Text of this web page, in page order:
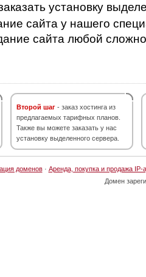
установку
сайта у нашего
сайта любой
Второй шаг - заказ хостинга из
предлагаемых тарифных планов.
Также вы можете заказать у нас
установку выделенного сервера.
доменов· Аренда, покупка и продажа IP-
Домен